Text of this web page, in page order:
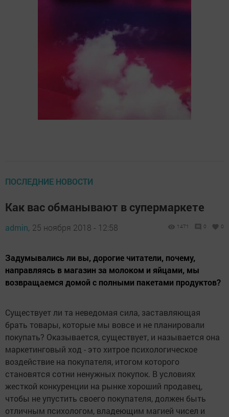
ПОСЛЕДНИЕ НОВОСТИ
Как вас обманывают в супермаркете
admin, 25 ноября 2018 - 12:58 1471 0 0
Задумывались ли вы, дорогие читатели, почему,
направляясь в магазин за молоком и яйцами, мы
возвращаемся домой с полными пакетами продуктов?
Существует ли та неведомая сила, заставляющая
брать товары, которые мы вовсе и не планировали
покупать? Оказывается, существует, и называется она
маркетинговый ход - это хитрое психологическое
воздействие на покупателя, итогом которого
становятся сотни ненужных покупок. В условиях
жесткой конкуренции на рынке хороший продавец,
чтобы не упустить своего покупателя, должен быть
отличным психологом, владеющим магией чисел и